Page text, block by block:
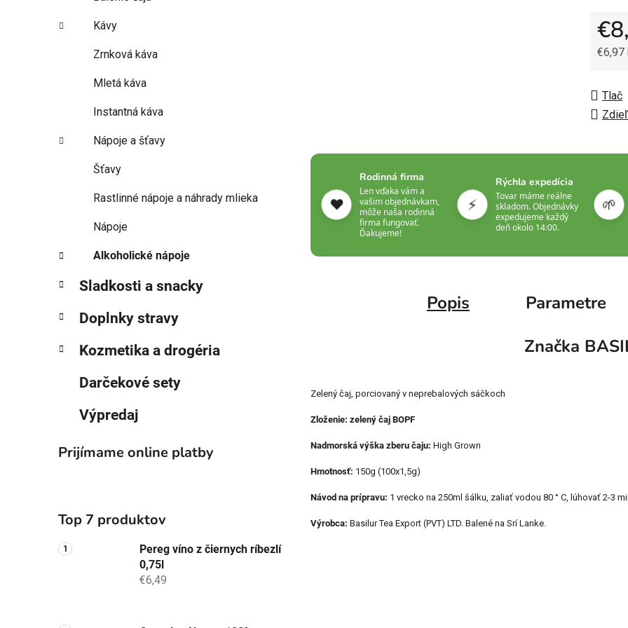
Kávy
Zrnková káva
Mletá káva
Instantná káva
Nápoje a šťavy
Šťavy
Rastlinné nápoje a náhrady mlieka
Nápoje
Alkoholické nápoje
Sladkosti a snacky
Doplnky stravy
Kozmetika a drogéria
Darčekové sety
Výpredaj
Prijímame online platby
Top 7 produktov
Pereg víno z čiernych ríbezlí
0,75l
€6,49
€6,97
Tlač
❤️
Rodinná firma
Len vďaka vám a
vašim objednávkam,
môže naša rodinná
firma fungovať.
Ďakujeme!
⚡
Rýchla expedícia
Tovar máme reálne
skladom. Objednávky
expedujeme každý
deň okolo 14:00.
🌱
Popis Parametre
Značka
Zelený čaj, porciovaný v neprebalových sáčkoch
Zloženie: zelený čaj BOPF
Nadmorská výška zberu čaju: High Grown
Hmotnosť: 150g (100x1,5g)
Návod na prípravu: 1 vrecko na 250ml šálku, zaliať vodou 80 ° C, lúhovať 2-3
Výrobca: Basilur Tea Export (PVT) LTD. Balené na Srí Lanke.